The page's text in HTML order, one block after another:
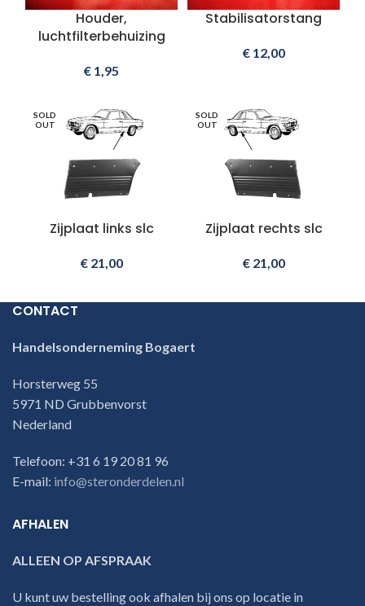
Houder,
luchtfilterbehuizing
€ 1,95
Stabilisatorstang
€12,00
SOLD
OUT
Zijplaat links slc
€21,00
SOLD
OUT
Zijplaat rechts slc
€21,00
CONTACT
Handelsonderneming Bogaert
Horsterweg 55
5971 ND Grubbenvorst
Nederland
Telefoon: +31 6 19 20 81 96
E-mail: info@steronderdelen.nl
AFHALEN
ALLEEN OP AFSPRAAK
U kunt uw bestelling ook afhalen bij ons op locatie in